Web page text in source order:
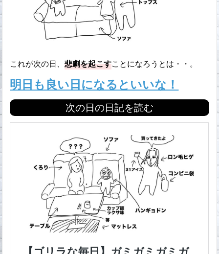
これが次の日、悲劇を起こすことになろうとは・・。
明日も良い日になるといいな！
次の日の日記を読む